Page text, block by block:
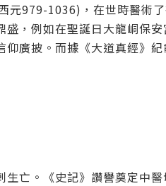
元979-1036) ，在世時醫術
盛，例如在聖誕日大龍峒保
仰廣披。而據《大道真經》
生亡。《史記》讚譽奠定中